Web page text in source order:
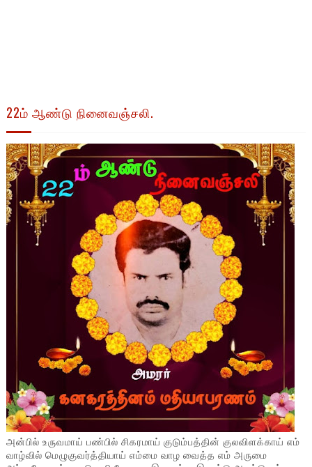
22ம் ஆண்டு நினைவஞ்சலி.
அன்பில் உருவமாய் பண்பில் சிகரமாய் குடும்பத்தின் குலவிளக்காய் எம்
வாழ்வில் மெழுகுவர்த்தியாய் எம்மை வாழ வைத்த எம் அருமை